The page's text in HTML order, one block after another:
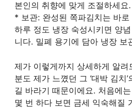
본인의 취향에 맞게 조절하세요.
* 보관: 완성된 쪽파김치는 바
하루 정도 냉장 숙성시키면 양
니다. 밀폐 용기에 담아 냉장 보
제가 이렇게까지 상세하게 알려
분도 제가 느꼈던 그 ‘대박 김치
길 바라기 때문이에요. 처음에
몇 번 하다 보면 금세 익숙해질